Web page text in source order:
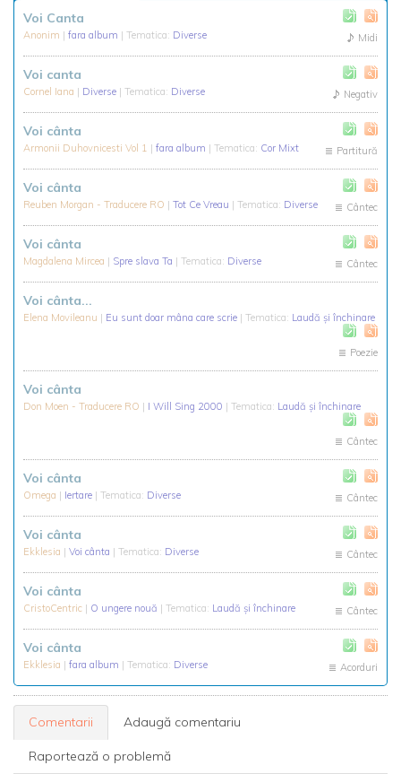
Voi Canta
Anonim | fara album | Tematica: Diverse Midi
Voi canta
Cornel Iana | Diverse | Tematica: Diverse Negativ
Voi cânta
Armonii Duhovnicesti Vol 1 | fara album | Tematica: Cor Mixt Partitură
Voi cânta
Reuben Morgan - Traducere RO | Tot Ce Vreau | Tematica: Diverse Cântec
Voi cânta
Magdalena Mircea | Spre slava Ta | Tematica: Diverse Cântec
Voi cânta...
Elena Movileanu | Eu sunt doar mâna care scrie | Tematica: Laudă și închinare
Poezie
Voi cânta
Don Moen - Traducere RO | I Will Sing 2000 | Tematica: Laudă și închinare
Cântec
Voi cânta
Omega | Iertare | Tematica: Diverse Cântec
Voi cânta
Ekklesia | Voi cânta | Tematica: Diverse Cântec
Voi cânta
CristoCentric | O ungere nouă | Tematica: Laudă și închinare Cântec
Voi cânta
Ekklesia | fara album | Tematica: Diverse Acorduri
Comentarii Adaugă comentariu
Raportează o problemă